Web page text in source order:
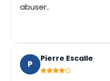
abuser..
P
Pierre Escalle